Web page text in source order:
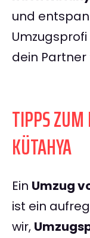
und
dein Partner
TIPPS ZUM
KÜTAHYA
Ein Umzug
ist ein
wir,